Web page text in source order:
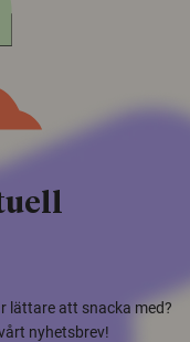
lättare att snacka med?
nyhetsbrev!